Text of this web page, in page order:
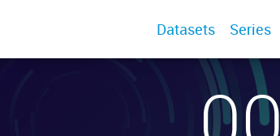
Datasets Series